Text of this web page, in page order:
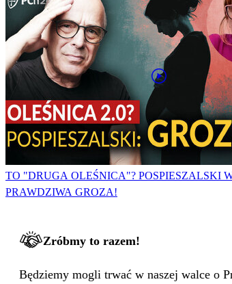
TO "DRUGA OLEŚNICA"? POSPIESZALSKI
PRAWDZIWA GROZA!
Zróbmy to razem!
Będziemy mogli trwać w naszej walce o